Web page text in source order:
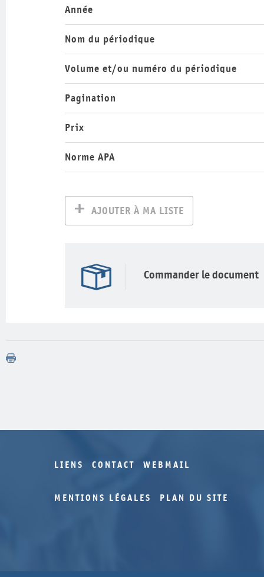
Année
Nom du périodique
Volume et/ou numéro du périodique
Pagination
Prix
Norme APA
AJOUTER À MA LISTE
Commander le document
LIENS CONTACT WEBMAIL
MENTIONS LÉGALES PLAN DU SITE